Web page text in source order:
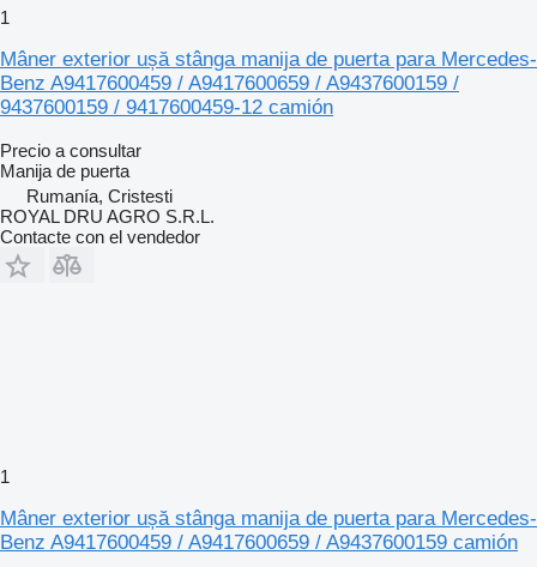
1
Mâner exterior ușă stânga manija de puerta para Mercedes-
Benz A9417600459 / A9417600659 / A9437600159 /
9437600159 / 9417600459-12 camión
Precio a consultar
Manija de puerta
Rumanía, Cristesti
ROYAL DRU AGRO S.R.L.
Contacte con el vendedor
1
Mâner exterior ușă stânga manija de puerta para Mercedes-
Benz A9417600459 / A9417600659 / A9437600159 camión